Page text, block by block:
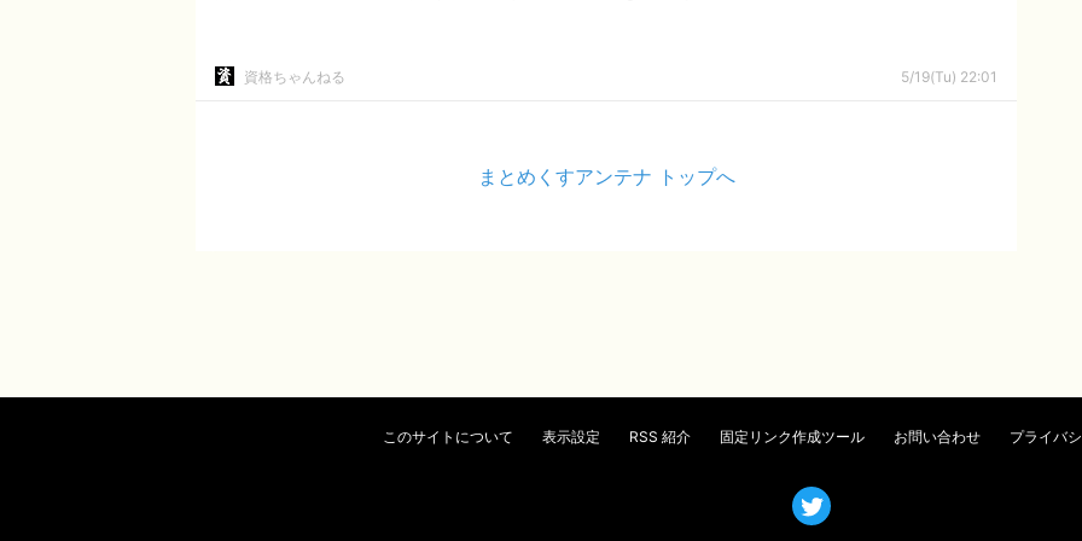
資格ちゃんねる 5/19(Tu) 22:01
まとめくすアンテナ トップへ
このサイトについて 表示設定 RSS 紹介 固定リンク作成ツール お問い合わせ プライバ